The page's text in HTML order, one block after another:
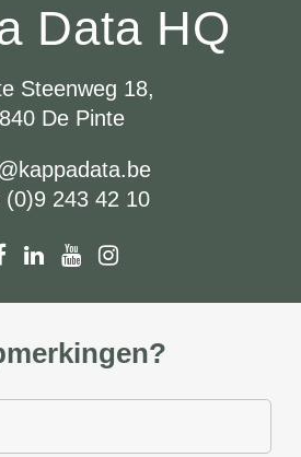
Data HQ
Steenweg 18,
De Pinte
(0)9 243 42 10